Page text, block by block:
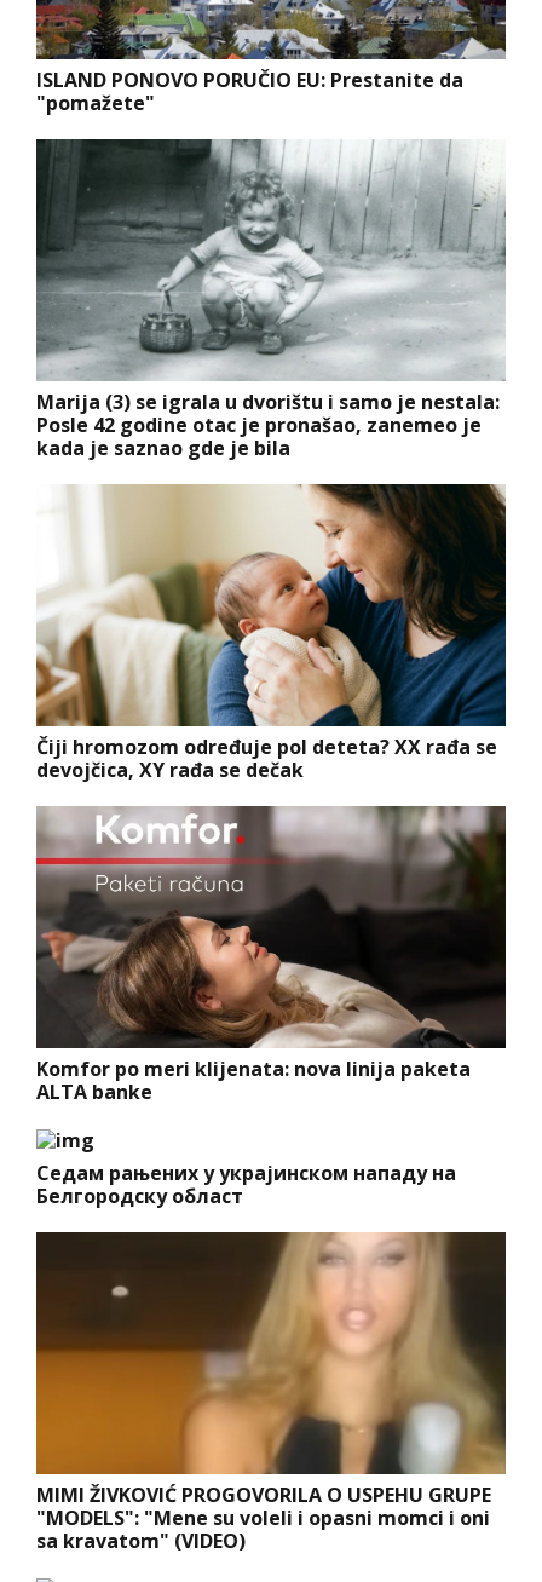
ISLAND PONOVO PORUČIO EU: Prestanite da
"pomažete"
Marija (3) se igrala u dvorištu i samo je nestala:
Posle 42 godine otac je pronašao, zanemeo je
kada je saznao gde je bila
Čiji hromozom određuje pol deteta? XX rađa se
devojčica, XY rađa se dečak
Komfor po meri klijenata: nova linija paketa
ALTA banke
Седам рањених у украјинском нападу на
Белгородску област
MIMI ŽIVKOVIĆ PROGOVORILA O USPEHU GRUPE
"MODELS": "Mene su voleli i opasni momci i oni
sa kravatom" (VIDEO)